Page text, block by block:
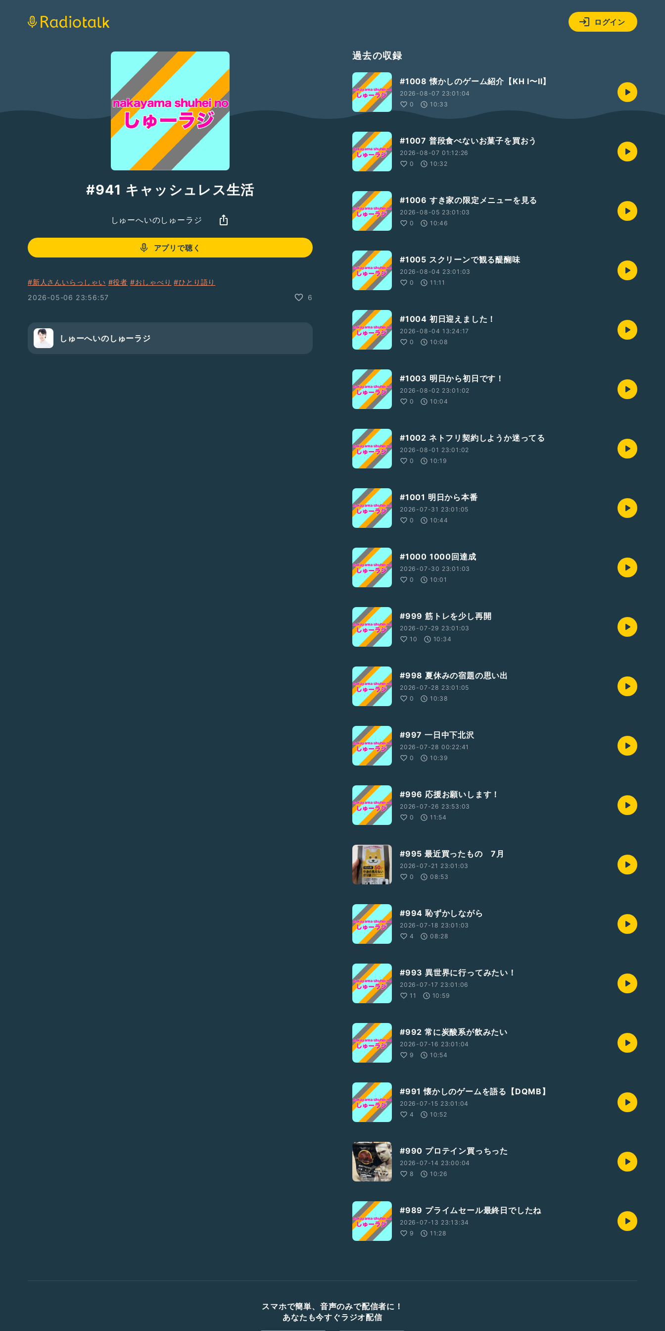
ログイン
#941 キャッシュレス生活
しゅーへいのしゅーラジ
アプリで聴く
#新人さんいらっしゃい #役者 #おしゃべり #ひとり語り
2026-05-06 23:56:57
6
しゅーへいのしゅーラジ
過去の収録
#1008 懐かしのゲーム紹介【KH I〜II】
2026-08-07 23:01:04
0
10:33
#1007 普段食べないお菓子を買おう
2026-08-07 01:12:26
0
10:32
#1006 すき家の限定メニューを見る
2026-08-05 23:01:03
0
10:46
#1005 スクリーンで観る醍醐味
2026-08-04 23:01:03
0
11:11
#1004 初日迎えました！
2026-08-04 13:24:17
0
10:08
#1003 明日から初日です！
2026-08-02 23:01:02
0
10:04
#1002 ネトフリ契約しようか迷ってる
2026-08-01 23:01:02
0
10:19
#1001 明日から本番
2026-07-31 23:01:05
0
10:44
#1000 1000回達成
2026-07-30 23:01:03
0
10:01
#999 筋トレを少し再開
2026-07-29 23:01:03
10
10:34
#998 夏休みの宿題の思い出
2026-07-28 23:01:05
0
10:38
#997 一日中下北沢
2026-07-28 00:22:41
0
10:39
#996 応援お願いします！
2026-07-26 23:53:03
0
11:54
#995 最近買ったもの 7月
2026-07-21 23:01:03
0
08:53
#994 恥ずかしながら
2026-07-18 23:01:03
4
08:28
#993 異世界に行ってみたい！
2026-07-17 23:01:06
11
10:59
#992 常に炭酸系が飲みたい
2026-07-16 23:01:04
9
10:54
#991 懐かしのゲームを語る【DQMB】
2026-07-15 23:01:04
4
10:52
#990 プロテイン買っちった
2026-07-14 23:00:04
8
10:26
#989 プライムセール最終日でしたね
2026-07-13 23:13:34
9
11:28
スマホで簡単、音声のみで配信者に！
あなたも今すぐラジオ配信